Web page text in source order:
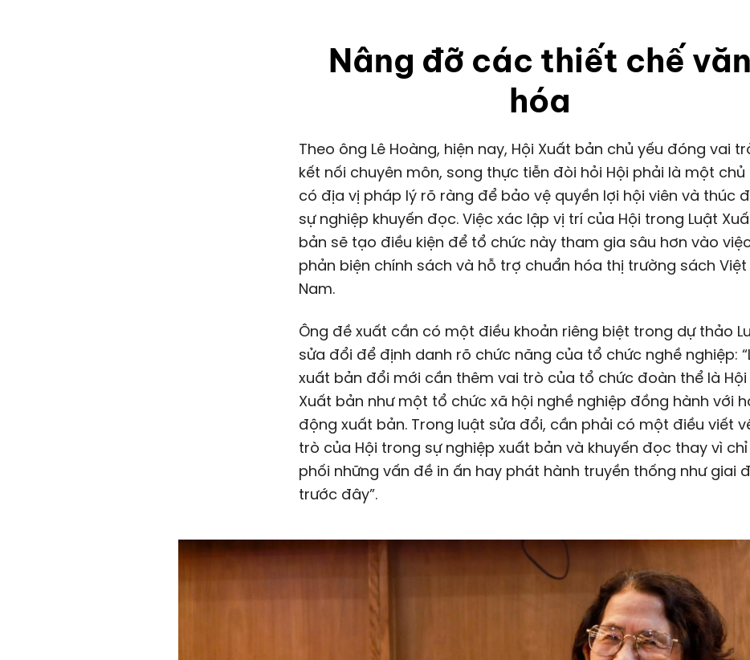
Nâng đỡ các thiết chế văn
hóa
Theo ông Lê Hoàng, hiện nay, Hội Xuất bản chủ yếu đóng vai
kết nối chuyên môn, song thực tiễn đòi hỏi Hội phải là một chủ
có địa vị pháp lý rõ ràng để bảo vệ quyền lợi hội viên và thúc
sự nghiệp khuyến đọc. Việc xác lập vị trí của Hội trong Luật
bản sẽ tạo điều kiện để tổ chức này tham gia sâu hơn vào việc
phản biện chính sách và hỗ trợ chuẩn hóa thị trường sách Việt
Nam.
Ông đề xuất cần có một điều khoản riêng biệt trong dự thảo
sửa đổi để định danh rõ chức năng của tổ chức nghề nghiệp:
xuất bản đổi mới cần thêm vai trò của tổ chức đoàn thể là Hội
Xuất bản như một tổ chức xã hội nghề nghiệp đồng hành với
động xuất bản. Trong luật sửa đổi, cần phải có một điều viết
trò của Hội trong sự nghiệp xuất bản và khuyến đọc thay vì
phối những vấn đề in ấn hay phát hành truyền thống như giai
trước đây”.